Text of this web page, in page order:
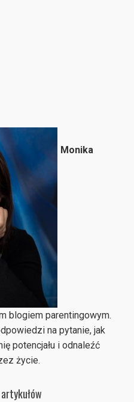
Monika
blogiem parentingowym.
na pytanie, jak
potencjału i odnaleźć
życie.